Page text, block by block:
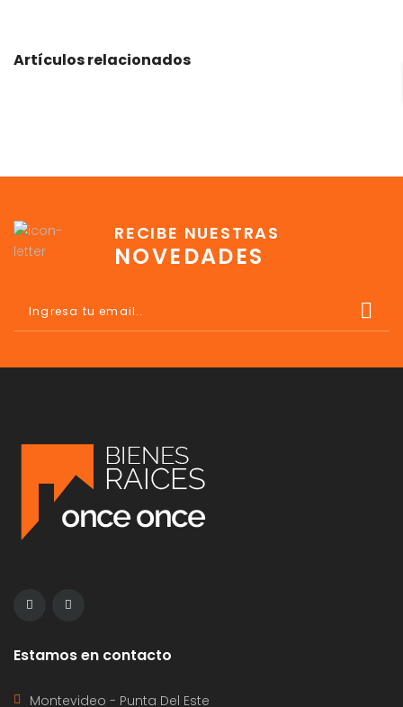
Artículos relacionados
RECIBE NUESTRAS
NOVEDADES
Estamos en contacto
Montevideo - Punta Del Este